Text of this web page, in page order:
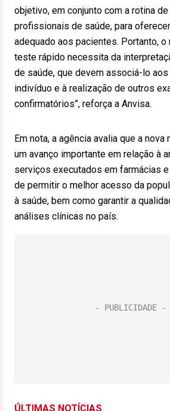
objetivo, em conjunto com a rotina
profissionais de saúde, para
adequado aos pacientes. Portanto,
teste rápido necessita da
de saúde, que devem associá-lo
indivíduo e à realização de outros
confirmatórios”, reforça a Anvisa.
Em nota, a agência avalia que a nova
um avanço importante em relação à
serviços executados em farmácias
de permitir o melhor acesso da
à saúde, bem como garantir a
análises clínicas no país.